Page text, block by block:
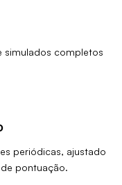
simulados completos
periódicas, ajustado
pontuação.